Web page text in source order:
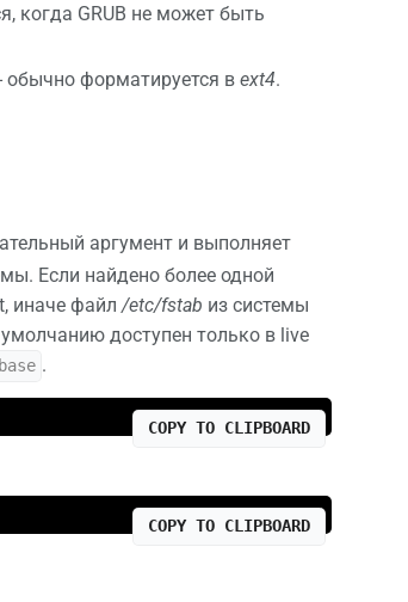
когда GRUB не может быть
обычно форматируется в ext4.
аргумент и выполняет
Если найдено более одной
иначе файл /etc/fstab из системы
доступен только в live
.
COPY TO CLIPBOARD
COPY TO CLIPBOARD